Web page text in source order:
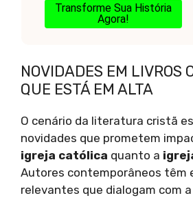
Transforme Sua História
Agora!
NOVIDADES EM LIVROS
QUE ESTÁ EM ALTA
O cenário da literatura cristã
novidades que prometem
igreja católica quanto a
Autores contemporâneos têm
relevantes que dialogam com